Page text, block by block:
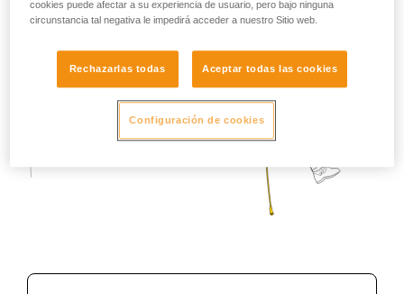
cookies puede afectar a su experiencia de usuario, pero bajo ninguna
circunstancia tal negativa le impedirá acceder a nuestro Sitio web.
Rechazarlas todas Aceptar todas las cookies
Configuración de cookies